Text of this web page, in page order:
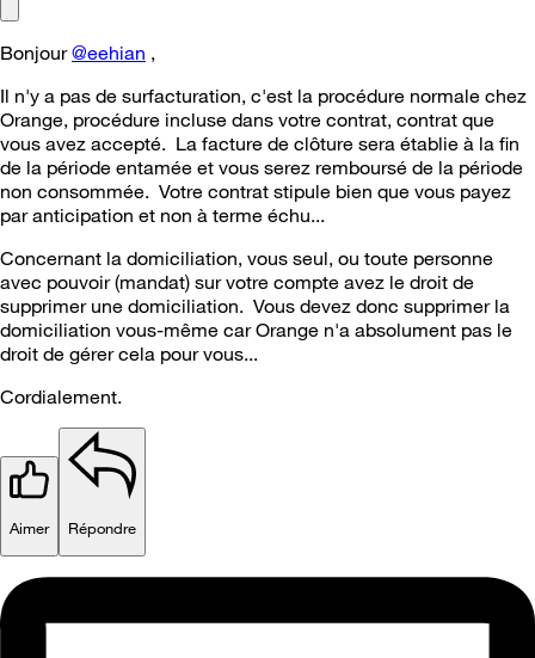
Bonjour@eehian ,
Il n'y a pas de surfacturation, c'est la procédure normale chez
Orange, procédure incluse dans votre contrat, contrat que
vous avez accepté. La facture de clôture sera établie à la fin
de la période entamée et vous serez remboursé de la période
non consommée. Votre contrat stipule bien que vous payez
par anticipation et non à terme échu...
Concernant la domiciliation, vous seul, ou toute personne
avec pouvoir (mandat) sur votre compte avez le droit de
supprimer une domiciliation. Vous devez donc supprimer la
domiciliation vous-même car Orange n'a absolument pas le
droit de gérer cela pour vous...
Cordialement.
Aimer Répondre